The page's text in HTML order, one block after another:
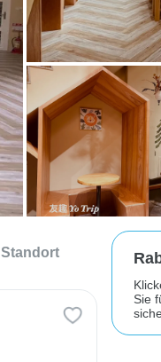
Standort
Sie